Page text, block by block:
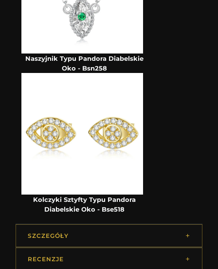
Naszyjnik Typu Pandora Diabelskie
Oko - Bsn258
Kolczyki Sztyfty Typu Pandora
Diabelskie Oko - Bse518
SZCZEGÓŁY
RECENZJE